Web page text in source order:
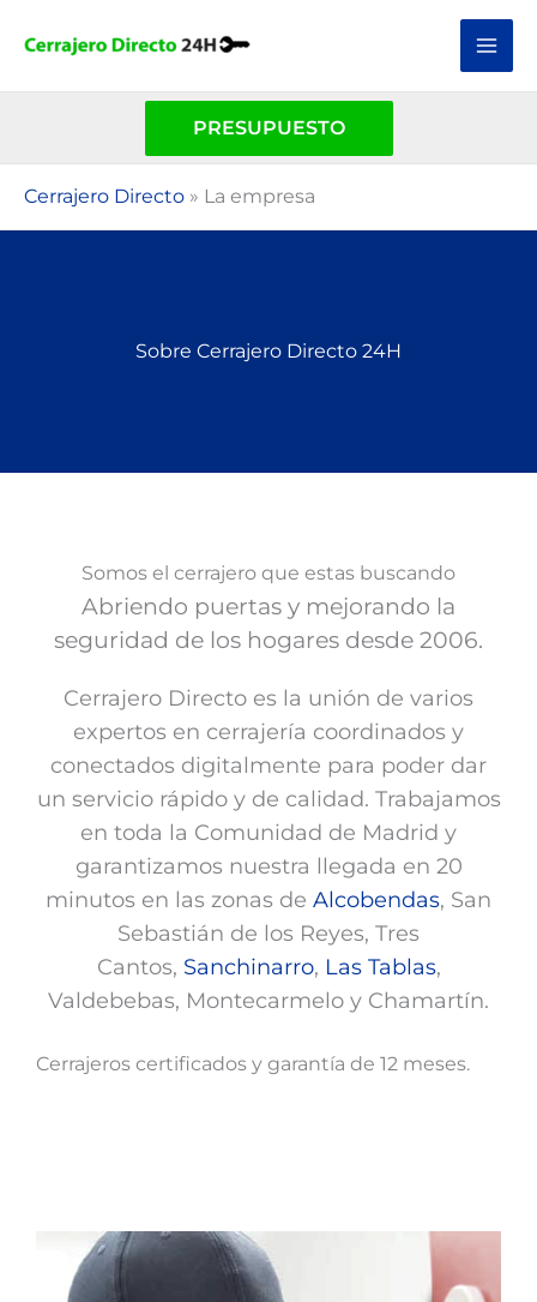
PRESUPUESTO
Cerrajero Directo » La empresa
Sobre Cerrajero Directo 24H
Somos el cerrajero que estas buscando
Abriendo puertas y mejorando la
seguridad de los hogares desde 2006.
Cerrajero Directo es la unión de varios
expertos en cerrajería coordinados y
conectados digitalmente para poder dar
un servicio rápido y de calidad. Trabajamos
en toda la Comunidad de Madrid y
garantizamos nuestra llegada en 20
minutos en las zonas de Alcobendas, San
Sebastián de los Reyes, Tres
Cantos, Sanchinarro, Las Tablas,
Valdebebas, Montecarmelo y Chamartín.
Cerrajeros certificados y garantía de 12 meses.